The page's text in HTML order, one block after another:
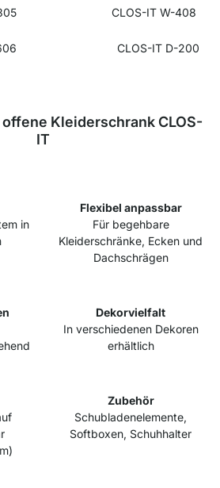
CLOS-IT W-408
CLOS-IT D-200
Kleiderschrank CLOS-
IT
in
Flexibel anpassbar
Für begehbare
Kleiderschränke, Ecken und
Dachschrägen
Dekorvielfalt
In verschiedenen Dekoren
erhältlich
Zubehör
Schubladenelemente,
Softboxen, Schuhhalter